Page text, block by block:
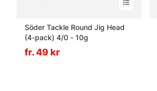
Söder Tackle Round Jig Head
(4-pack) 4/0 - 10g
fr. 49 kr